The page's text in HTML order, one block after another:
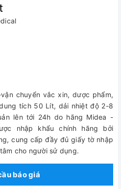
chuyển vắc xin, dược phẩm,
tích 50 Lít, dải nhiệt độ 2-8
lên tới 24h do hãng Midea -
nhập khẩu chính hãng bởi
cung cấp đầy đủ giấy tờ nhập
cho người sử dụng.
báo giá